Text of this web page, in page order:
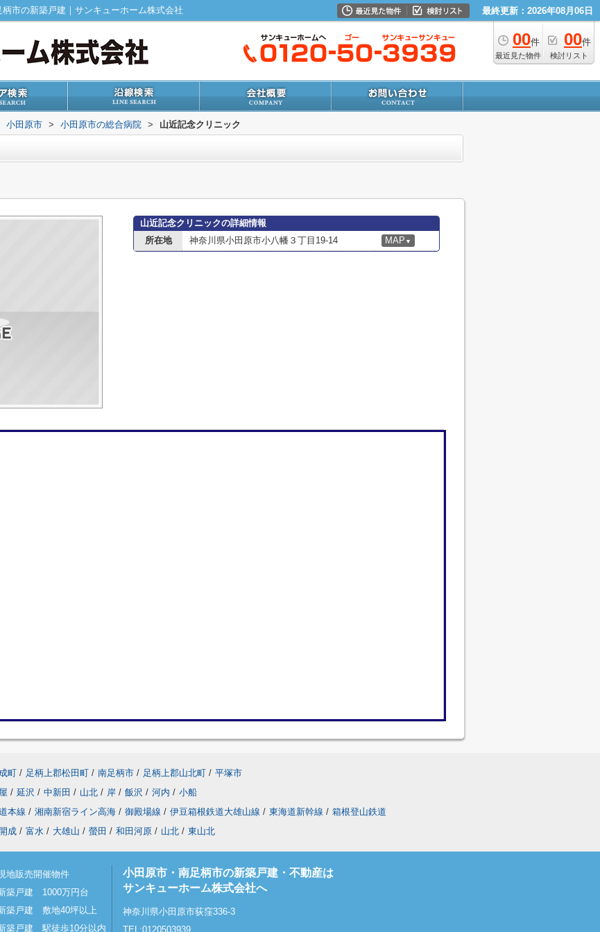
市の新築戸建｜サンキューホーム株式会社 最終更新：2026年08月06日
00件
最近見た物件
00件
検討リスト
小田原市 > 小田原市の総合病院 > 山近記念クリニック
山近記念クリニックの詳細情報
所在地
神奈川県小田原市小八幡３丁目19-14 MAP ▼
町 / 足柄上郡松田町 / 南足柄市 / 足柄上郡山北町 / 平塚市
/ 延沢 / 中新田 / 山北 / 岸 / 飯沢 / 河内 / 小船
本線 / 湘南新宿ライン高海 / 御殿場線 / 伊豆箱根鉄道大雄山線 / 東海道新幹線 / 箱根登山鉄道
開成 / 富水 / 大雄山 / 螢田 / 和田河原 / 山北 / 東山北
地販売開催物件
築戸建 1000万円台
築戸建 敷地40坪以上
築戸建 駅徒歩10分以内
小田原市・南足柄市の新築戸建・不動産は
サンキューホーム株式会社へ
神奈川県小田原市荻窪336-3
TEL:0120503939